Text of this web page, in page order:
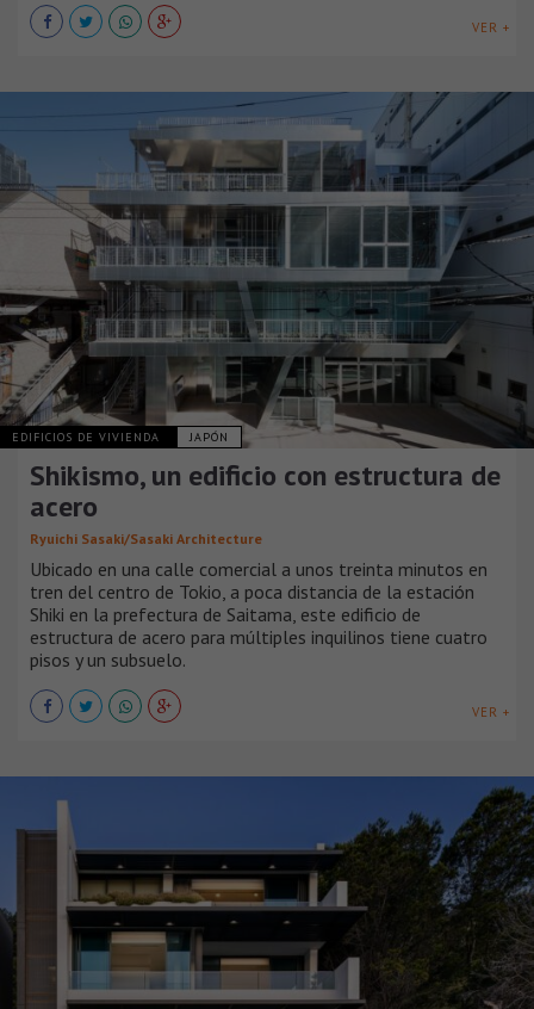
VER +
EDIFICIOS DE VIVIENDA JAPÓN
Shikismo, un edificio con estructura de
acero
Ryuichi Sasaki/Sasaki Architecture
Ubicado en una calle comercial a unos treinta minutos en
tren del centro de Tokio, a poca distancia de la estación
Shiki en la prefectura de Saitama, este edificio de
estructura de acero para múltiples inquilinos tiene cuatro
pisos y un subsuelo.
VER +